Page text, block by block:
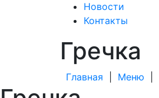
Новости
Контакты
Гречка
Главная Меню